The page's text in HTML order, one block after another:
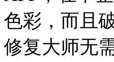
色彩，而且
修复大师无